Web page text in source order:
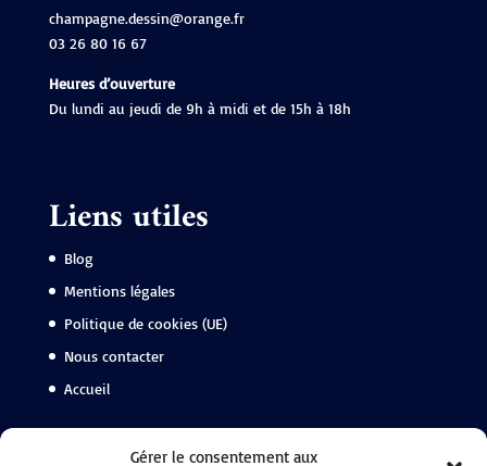
Gérer le consentement aux
champagne.dessin@orange.fr
03 26 80 16 67
Heures d’ouverture
Du lundi au jeudi de 9h à midi et de 15h à 18h
Liens utiles
Blog
Mentions légales
Politique de cookies (UE)
Nous contacter
Accueil